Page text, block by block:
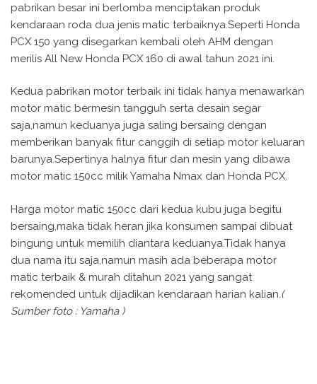
pabrikan besar ini berlomba menciptakan produk
kendaraan roda dua jenis matic terbaiknya.Seperti Honda
PCX 150 yang disegarkan kembali oleh AHM dengan
merilis All New Honda PCX 160 di awal tahun 2021 ini.
Kedua pabrikan motor terbaik ini tidak hanya menawarkan
motor matic bermesin tangguh serta desain segar
saja,namun keduanya juga saling bersaing dengan
memberikan banyak fitur canggih di setiap motor keluaran
barunya.Sepertinya halnya fitur dan mesin yang dibawa
motor matic 150cc milik Yamaha Nmax dan Honda PCX.
Harga motor matic 150cc dari kedua kubu juga begitu
bersaing,maka tidak heran jika konsumen sampai dibuat
bingung untuk memilih diantara keduanya.Tidak hanya
dua nama itu saja,namun masih ada beberapa motor
matic terbaik & murah ditahun 2021 yang sangat
rekomended untuk dijadikan kendaraan harian kalian.(
Sumber foto : Yamaha )